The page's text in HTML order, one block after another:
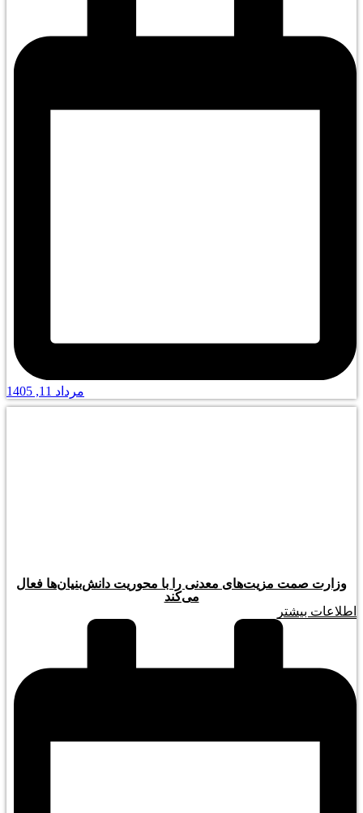
مرداد 11, 1405
وزارت صمت مزیت‌های معدنی را با محوریت دانش‌بنیان‌ها فعال
می‌کند
اطلاعات بیشتر